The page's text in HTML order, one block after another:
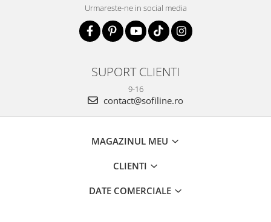
Urmareste-ne in social media
SUPORT CLIENTI
9-16
contact@sofiline.ro
MAGAZINUL MEU
CLIENTI
DATE COMERCIALE